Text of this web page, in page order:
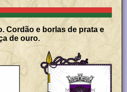
Cordão e borlas de prata e
de ouro.